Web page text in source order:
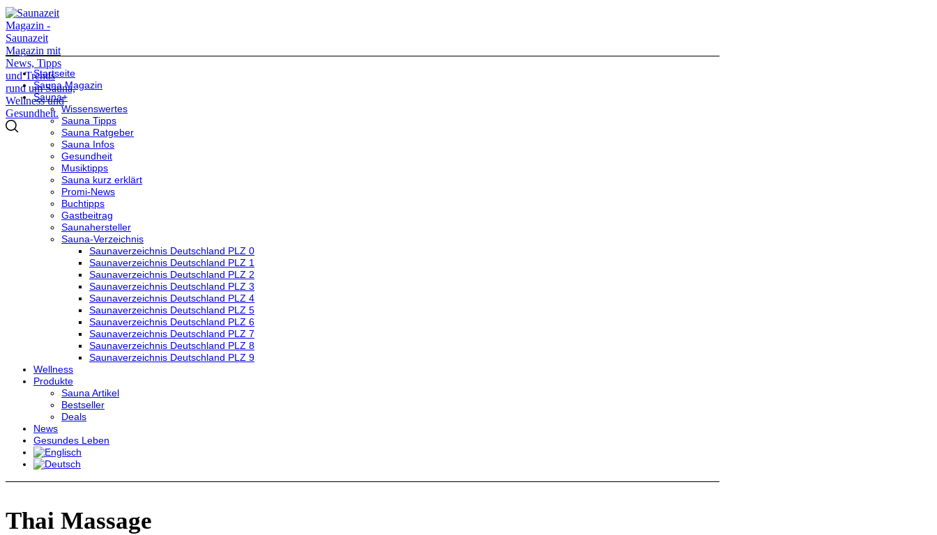
Startseite
Sauna Magazin
Sauna+
Wissenswertes
Sauna Tipps
Sauna Ratgeber
Sauna Infos
Gesundheit
Musiktipps
Sauna kurz erklärt
Promi-News
Buchtipps
Gastbeitrag
Saunahersteller
Sauna-Verzeichnis
Saunaverzeichnis Deutschland PLZ 0
Saunaverzeichnis Deutschland PLZ 1
Saunaverzeichnis Deutschland PLZ 2
Saunaverzeichnis Deutschland PLZ 3
Saunaverzeichnis Deutschland PLZ 4
Saunaverzeichnis Deutschland PLZ 5
Saunaverzeichnis Deutschland PLZ 6
Saunaverzeichnis Deutschland PLZ 7
Saunaverzeichnis Deutschland PLZ 8
Saunaverzeichnis Deutschland PLZ 9
Wellness
Produkte
Sauna Artikel
Bestseller
Deals
News
Gesundes Leben
Thai Massage